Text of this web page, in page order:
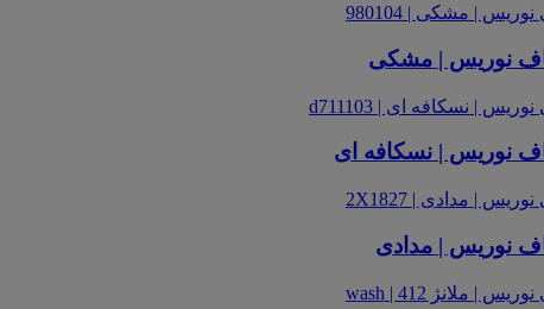
نوریس | مشکی
نوریس | نسکافه ای
نوریس | مدادی